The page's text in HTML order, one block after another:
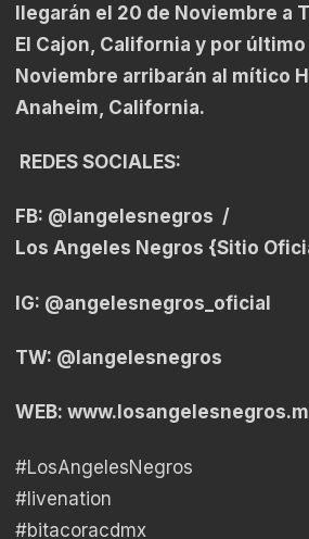
llegarán el 20 de Noviembre a
El Cajon, California y por último
Noviembre arribarán al mítico
Anaheim, California.
REDES SOCIALES:
FB: @langelesnegros /
Los Angeles Negros {Sitio
IG: @angelesnegros_oficial
TW: @langelesnegros
WEB:
#LosAngelesNegros
#livenation
#bitacoracdmx